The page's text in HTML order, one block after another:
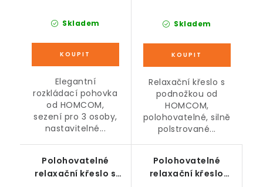
Skladem
Elegantní
rozkládací pohovka
od HOMCOM,
sezení pro 3 osoby,
nastavitelné...
Skladem
Relaxační křeslo s
podnožkou od
HOMCOM,
polohovatelné, silně
polstrované...
Polohovatelné
relaxační křeslo s
Polohovatelné
relaxační křeslo